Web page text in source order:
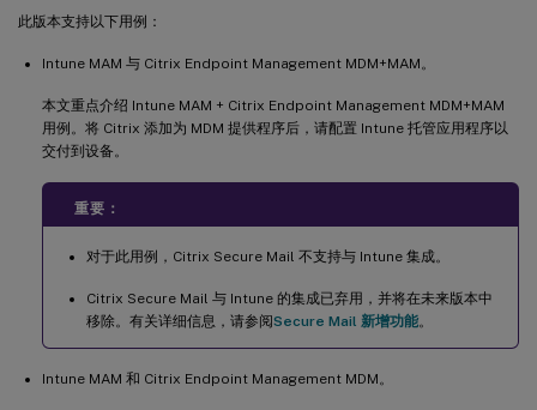
此版本支持以下用例：
Intune MAM 与 Citrix Endpoint Management MDM+MAM。
本文重点介绍 Intune MAM + Citrix Endpoint Management MDM+MAM
用例。将 Citrix 添加为 MDM 提供程序后，请配置 Intune 托管应用程序以
交付到设备。
重要：
对于此用例，Citrix Secure Mail 不支持与 Intune 集成。
Citrix Secure Mail 与 Intune 的集成已弃用，并将在未来版本中
移除。有关详细信息，请参阅Secure Mail 新增功能。
Intune MAM 和 Citrix Endpoint Management MDM。